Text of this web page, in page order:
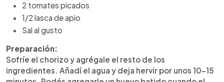
2 tomates picados
1/2 lasca de apio
Sal al gusto
Preparación:
Sofríe el chorizo y agrégale el resto de los
ingredientes. Añadí el agua y deja hervir por unos 10-15